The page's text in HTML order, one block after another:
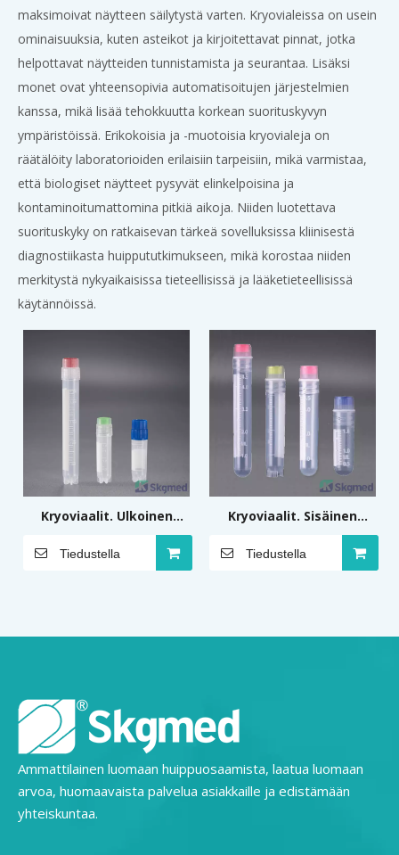
maksimoivat näytteen säilytystä varten. Kryovialeissa on usein
ominaisuuksia, kuten asteikot ja kirjoitettavat pinnat, jotka
helpottavat näytteiden tunnistamista ja seurantaa. Lisäksi
monet ovat yhteensopivia automatisoitujen järjestelmien
kanssa, mikä lisää tehokkuutta korkean suorituskyvyn
ympäristöissä. Erikokoisia ja -muotoisia kryovialeja on
räätälöity laboratorioiden erilaisiin tarpeisiin, mikä varmistaa,
että biologiset näytteet pysyvät elinkelpoisina ja
kontaminoitumattomina pitkiä aikoja. Niiden luotettava
suorituskyky on ratkaisevan tärkeä sovelluksissa kliinisestä
diagnostiikasta huippututkimukseen, mikä korostaa niiden
merkitystä nykyaikaisissa tieteellisissä ja lääketieteellisissä
käytännöissä.
Kryoviaalit. Ulkoinen
lanka 4,5 ml, 3,5 ml, 2 ml,
1,8 ml, 1,0 ml
Tiedustella
Kryoviaalit. Sisäinen
lanka 4,5 ml, 3,5 ml, 1,8
ml, 1,0 ml
Tiedustella
Ammattilainen luomaan huippuosaamista, laatua luomaan
arvoa, huomaavaista palvelua asiakkaille ja edistämään
yhteiskuntaa.